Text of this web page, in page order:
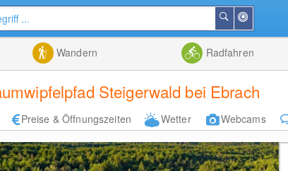
der
Nähe
Suchen
Wandern Radfahren
Steigerwald bei Ebrach
Preise & Öffnungszeiten Wetter Webcams